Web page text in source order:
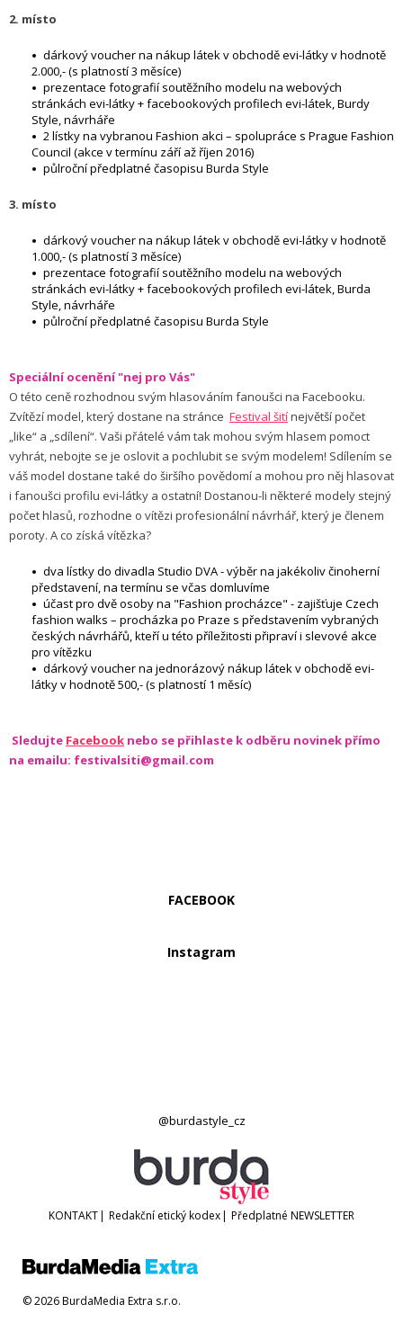
2. místo
dárkový voucher na nákup látek v obchodě evi-látky v hodnotě
2.000,- (s platností 3 měsíce)
prezentace fotografií soutěžního modelu na webových
stránkách evi-látky + facebookových profilech evi-látek, Burdy
Style, návrháře
2 lístky na vybranou Fashion akci – spolupráce s Prague Fashion
Council (akce v termínu září až říjen 2016)
půlroční předplatné časopisu Burda Style
3. místo
dárkový voucher na nákup látek v obchodě evi-látky v hodnotě
1.000,- (s platností 3 měsíce)
prezentace fotografií soutěžního modelu na webových
stránkách evi-látky + facebookových profilech evi-látek, Burda
Style, návrháře
půlroční předplatné časopisu Burda Style
Speciální ocenění "nej pro Vás"
O této ceně rozhodnou svým hlasováním fanoušci na Facebooku.
Zvítězí model, který dostane na stránce Festival šitínejvětší počet
„like“ a „sdílení“. Vaši přátelé vám tak mohou svým hlasem pomoct
vyhrát, nebojte se je oslovit a pochlubit se svým modelem! Sdílením se
váš model dostane také do širšího povědomí a mohou pro něj hlasovat
i fanoušci profilu evi-látky a ostatní! Dostanou-li některé modely stejný
počet hlasů, rozhodne o vítězi profesionální návrhář, který je členem
poroty. A co získá vítězka?
dva lístky do divadla Studio DVA - výběr na jakékoliv činoherní
představení, na termínu se včas domluvíme
účast pro dvě osoby na "Fashion procházce" - zajišťuje Czech
fashion walks – procházka po Praze s představením vybraných
českých návrhářů, kteří u této příležitosti připraví i slevové akce
pro vítězku
dárkový voucher na jednorázový nákup látek v obchodě evi-
látky v hodnotě 500,- (s platností 1 měsíc)
Sledujte Facebook nebo se přihlaste k odběru novinek přímo
na emailu: festivalsiti@gmail.com
FACEBOOK
Instagram
@burdastyle_cz
KONTAKT| Redakční etický kodex| Předplatné NEWSLETTER
© 2026 BurdaMedia Extra s.r.o.